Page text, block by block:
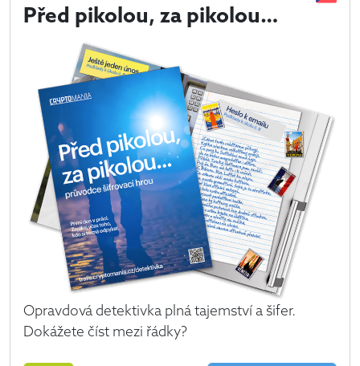
Před pikolou, za pikolou…
Opravdová detektivka plná tajemství a šifer.
Dokážete číst mezi řádky?